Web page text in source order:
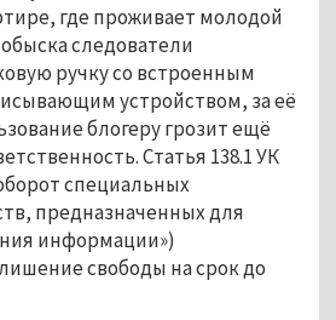
где проживает молодой
следователи
ручку со встроенным
устройством, за её
блогеру грозит ещё
Статья 138.1 УК
специальных
предназначенных для
информации»)
свободы на срок до